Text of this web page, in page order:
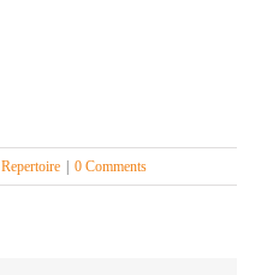
Repertoire 0 Comments